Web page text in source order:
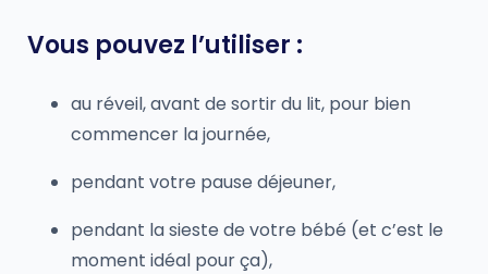
Vous pouvez l’utiliser :
au réveil, avant de sortir du lit, pour bien
commencer la journée,
pendant votre pause déjeuner,
pendant la sieste de votre bébé (et c’est le
moment idéal pour ça),